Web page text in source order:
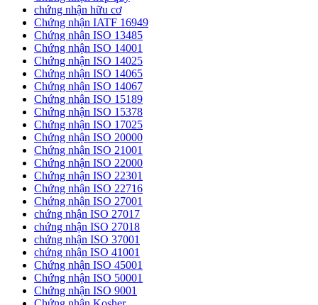
chứng nhận hữu cơ
Chứng nhận IATF 16949
Chứng nhận ISO 13485
Chứng nhận ISO 14001
Chứng nhận ISO 14025
Chứng nhận ISO 14065
Chứng nhận ISO 14067
Chứng nhận ISO 15189
Chứng nhận ISO 15378
Chứng nhận ISO 17025
Chứng nhận ISO 20000
Chứng nhận ISO 21001
Chứng nhận ISO 22000
Chứng nhận ISO 22301
Chứng nhận ISO 22716
Chứng nhận ISO 27001
chứng nhận ISO 27017
chứng nhận ISO 27018
chứng nhận ISO 37001
chứng nhận ISO 41001
Chứng nhận ISO 45001
Chứng nhận ISO 50001
Chứng nhận ISO 9001